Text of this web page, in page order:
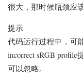
很大，那时候瓶颈应
提示
代码运行过程中，可
incorrect sRGB
可以忽略。